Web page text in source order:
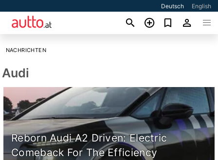
Deutsch English
NACHRICHTEN
Audi
Reborn Audi A2 Driven: Electric
Comeback For The Efficiency